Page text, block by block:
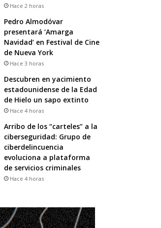
Hace 2 horas
Pedro Almodóvar
presentará ‘Amarga
Navidad’ en Festival de Cine
de Nueva York
Hace 3 horas
Descubren en yacimiento
estadounidense de la Edad
de Hielo un sapo extinto
Hace 4 horas
Arribo de los “carteles” a la
ciberseguridad: Grupo de
ciberdelincuencia
evoluciona a plataforma
de servicios criminales
Hace 4 horas